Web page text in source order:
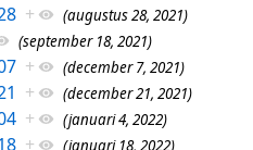
+ (augustus 28, 2021)
(september 18, 2021)
+ (december 7, 2021)
+ (december 21, 2021)
+ (januari 4, 2022)
+ (januari 18, 2022)